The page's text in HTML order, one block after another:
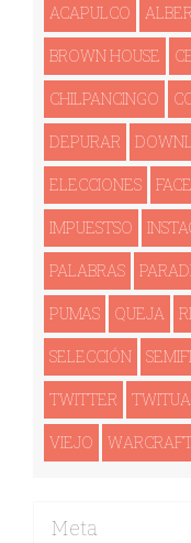
ACAPULCO
BROWN HOUSE
CHILPANCINGO
DEPURAR
ELECCIONES
IMPUESTSO
PALABRAS
PUMAS QUEJA
SELECCIÓN
TWITTER
VIEJO
Meta